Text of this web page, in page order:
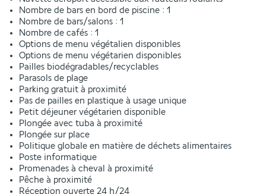
Nombre de bars en bord de piscine : 1
Nombre de bars/salons : 1
Nombre de cafés : 1
Options de menu végétalien disponibles
Options de menu végétarien disponibles
Pailles biodégradables/recyclables
Parasols de plage
Parking gratuit à proximité
Pas de pailles en plastique à usage unique
Petit déjeuner végétarien disponible
Plongée avec tuba à proximité
Plongée sur place
Politique globale en matière de déchets alimentaires
Poste informatique
Promenades à cheval à proximité
Pêche à proximité
Réception ouverte 24 h/24